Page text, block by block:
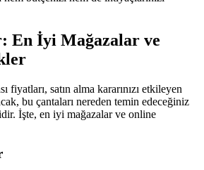
En İyi Mağazalar ve
fiyatları, satın alma kararınızı etkileyen
bu çantaları nereden temin edeceğiniz
İşte, en iyi mağazalar ve online